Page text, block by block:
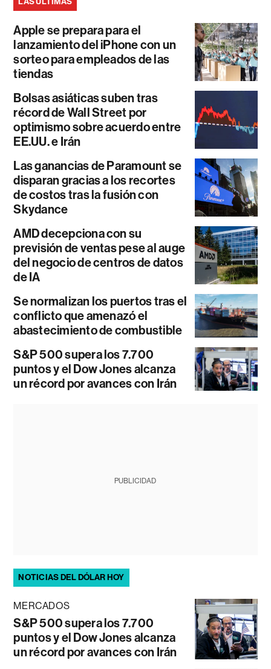
Apple se prepara para el
lanzamiento del iPhone con un
sorteo para empleados de las
tiendas
Bolsas asiáticas suben tras
récord de Wall Street por
optimismo sobre acuerdo entre
EE.UU. e Irán
Las ganancias de Paramount se
disparan gracias a los recortes
de costos tras la fusión con
Skydance
AMD decepciona con su
previsión de ventas pese al auge
del negocio de centros de datos
de IA
Se normalizan los puertos tras el
conflicto que amenazó el
abastecimiento de combustible
S&P 500 supera los 7.700
puntos y el Dow Jones alcanza
un récord por avances con Irán
PUBLICIDAD
NOTICIAS DEL DÓLAR HOY
MERCADOS
S&P 500 supera los 7.700
puntos y el Dow Jones alcanza
un récord por avances con Irán